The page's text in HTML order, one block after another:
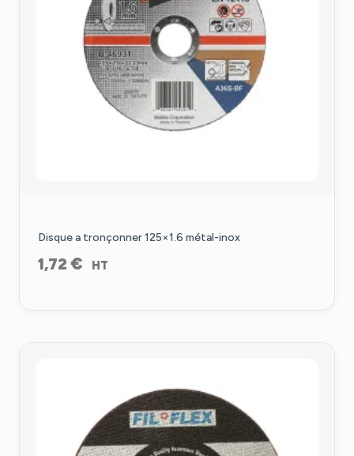
Disque a tronçonner 125×1.6 métal-inox
1,72 € HT